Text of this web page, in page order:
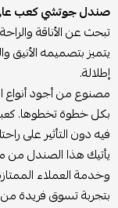
صندل جوتشي كعب
تبحث عن الأناقة
يتميز بتصميمه
إطلالة.
مصنوع من أجود أنواع
بكل خطوة تخطوها.
فيه دون التأثير على
يأتيك هذا الصندل من
وخدمة العملاء
بتجربة تسوق فريدة